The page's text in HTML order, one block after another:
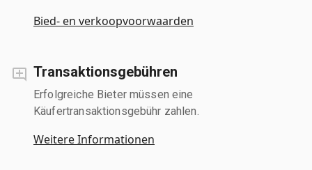
Bied- en verkoopvoorwaarden
Transaktionsgebühren
Erfolgreiche Bieter müssen eine
Käufertransaktionsgebühr zahlen.
Weitere Informationen